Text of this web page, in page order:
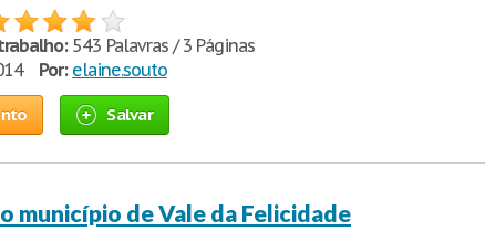
543 Palavras / 3 Páginas
Por: elaine.souto
Salvar
município de Vale da Felicidade